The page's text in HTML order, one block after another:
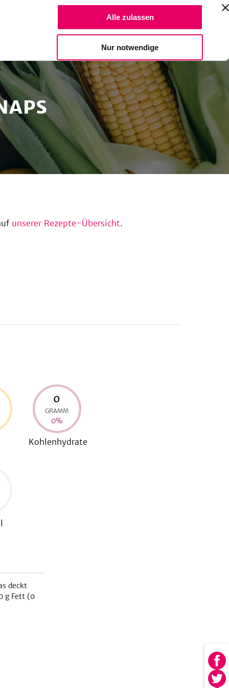
Alle zulassen
Nur notwendige
Spendiere einen Kaffee
Suche
unserer Rezepte-Übersicht.
0
GRAMM
0%
Kohlenhydrate
deckt
g Fett (0